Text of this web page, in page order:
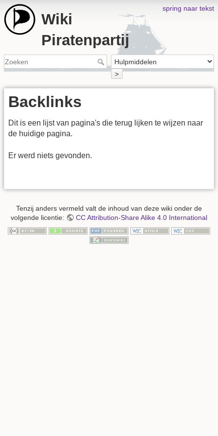
spring naar tekst
Wiki
Piratenpartij
>
Backlinks
Dit is een lijst van pagina's die terug lijken te wijzen naar
de huidige pagina.
Er werd niets gevonden.
Tenzij anders vermeld valt de inhoud van deze wiki onder de
volgende licentie:
CC Attribution-Share Alike 4.0 International